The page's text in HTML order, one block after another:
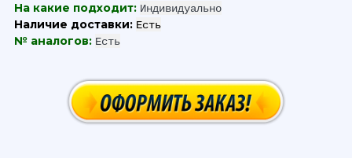
На какие подходит: Индивидуально
Наличие доставки: Есть
№ аналогов: Есть